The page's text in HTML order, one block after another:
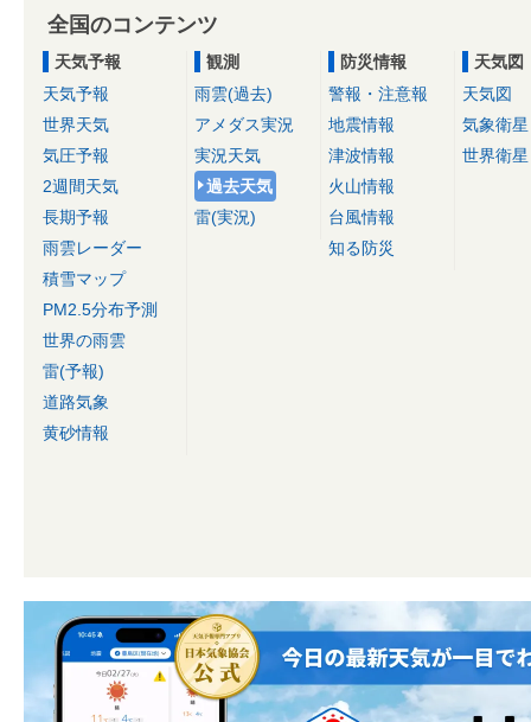
全国のコンテンツ
天気予報
天気予報
世界天気
気圧予報
2週間天気
長期予報
雨雲レーダー
積雪マップ
PM2.5分布予測
世界の雨雲
雷(予報)
道路気象
黄砂情報
観測
雨雲(過去)
アメダス実況
実況天気
過去天気
雷(実況)
防災情報
警報・注意報
地震情報
津波情報
火山情報
台風情報
知る防災
天気図
天気図
気象衛星
世界衛星